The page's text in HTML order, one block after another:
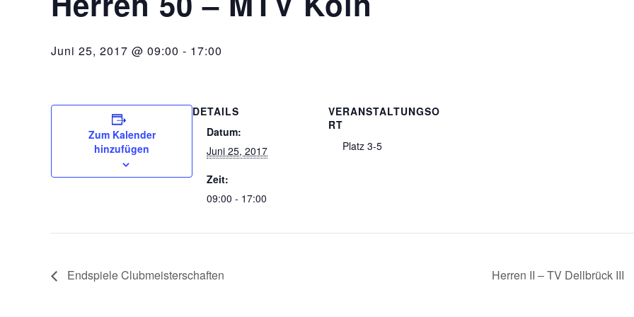
Juni 25, 2017 @ 09:00 - 17:00
Zum Kalender
hinzufügen
DETAILS
Datum:
Juni 25, 2017
Zeit:
09:00 - 17:00
VERANSTALTUNGSO
RT
Platz 3-5
Endspiele Clubmeisterschaften Herren II – TV Dellbrück III